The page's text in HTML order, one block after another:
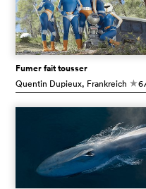
Fumer fait tousser
Quentin Dupieux, Frankreich c